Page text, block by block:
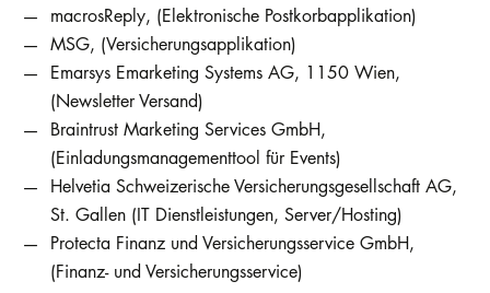
macrosReply, (Elektronische Postkorbapplikation)
MSG, (Versicherungsapplikation)
Emarsys Emarketing Systems AG, 1150 Wien,
(Newsletter Versand)
Braintrust Marketing Services GmbH,
(Einladungsmanagementtool für Events)
Helvetia Schweizerische Versicherungsgesellschaft AG,
St. Gallen (IT Dienstleistungen, Server/Hosting)
Protecta Finanz und Versicherungsservice GmbH,
(Finanz- und Versicherungsservice)